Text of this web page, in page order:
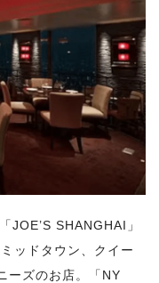
JOE’S SHANGHAI」
ッドタウン、クイー
ーズのお店。「NY